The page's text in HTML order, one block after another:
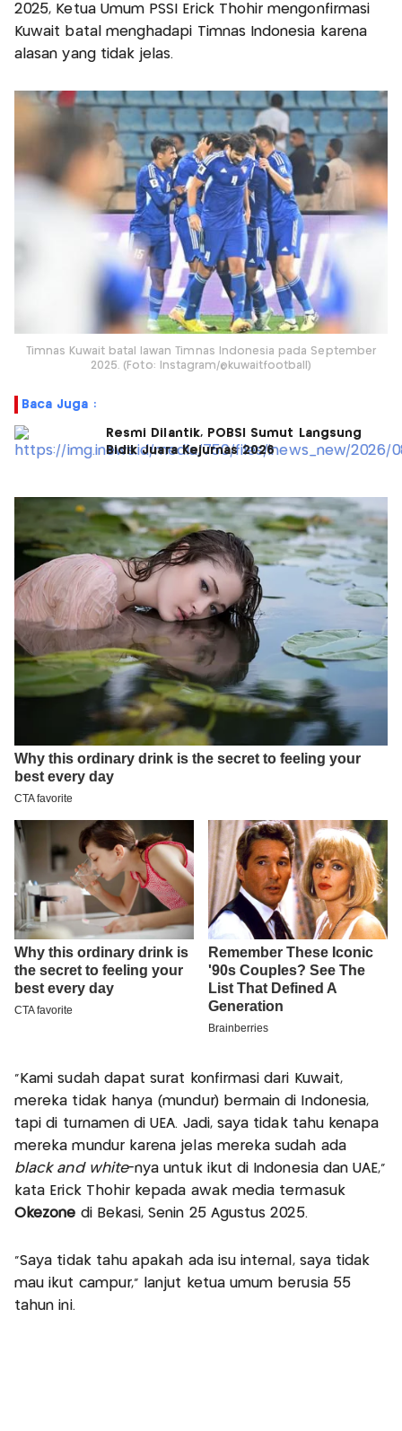
2025, Ketua Umum PSSI Erick Thohir mengonfirmasi
Kuwait batal menghadapi Timnas Indonesia karena
alasan yang tidak jelas.
Timnas Kuwait batal lawan Timnas Indonesia pada September
2025. (Foto: Instagram/@kuwaitfootball)
Baca Juga :
Resmi Dilantik, POBSI Sumut Langsung
Bidik Juara Kejurnas 2026
"Kami sudah dapat surat konfirmasi dari Kuwait,
mereka tidak hanya (mundur) bermain di Indonesia,
tapi di turnamen di UEA. Jadi, saya tidak tahu kenapa
mereka mundur karena jelas mereka sudah ada
black and white-nya untuk ikut di Indonesia dan UAE,"
kata Erick Thohir kepada awak media termasuk
Okezone di Bekasi, Senin 25 Agustus 2025.
"Saya tidak tahu apakah ada isu internal, saya tidak
mau ikut campur," lanjut ketua umum berusia 55
tahun ini.